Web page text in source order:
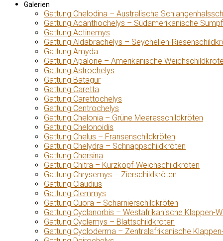
Galerien
Gattung Chelodina – Australische
Gattung Acanthochelys – Südamerikanische
Gattung Actinemys
Gattung Aldabrachelys – Seychellen-
Gattung Amyda
Gattung Apalone – Amerikanische
Gattung Astrochelys
Gattung Batagur
Gattung Caretta
Gattung Carettochelys
Gattung Centrochelys
Gattung Chelonia – Grüne Meeresschildkröten
Gattung Chelonoidis
Gattung Chelus – Fransenschildkröten
Gattung Chelydra – Schnappschildkröten
Gattung Chersina
Gattung Chitra – Kurzkopf-Weichschildkröten
Gattung Chrysemys – Zierschildkröten
Gattung Claudius
Gattung Clemmys
Gattung Cuora – Scharnierschildkröten
Gattung Cyclanorbis – Westafrikanische Klappen-
Gattung Cyclemys – Blattschildkröten
Gattung Cycloderma – Zentralafrikanische